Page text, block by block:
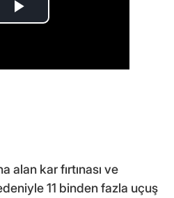
alan kar fırtınası ve
11 binden fazla uçuş